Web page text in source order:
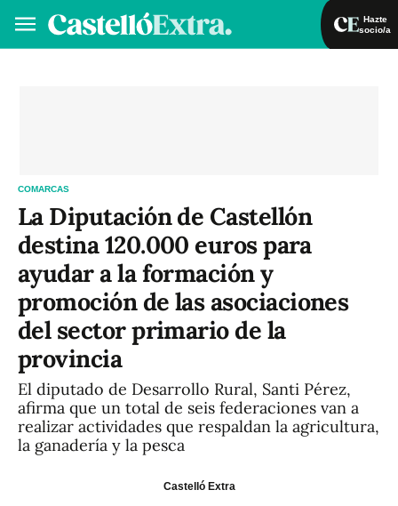
Hazte
socio/a
COMARCAS
La Diputación de Castellón
destina 120.000 euros para
ayudar a la formación y
promoción de las asociaciones
del sector primario de la
provincia
El diputado de Desarrollo Rural, Santi Pérez,
afirma que un total de seis federaciones van a
realizar actividades que respaldan la agricultura,
la ganadería y la pesca
Castelló Extra